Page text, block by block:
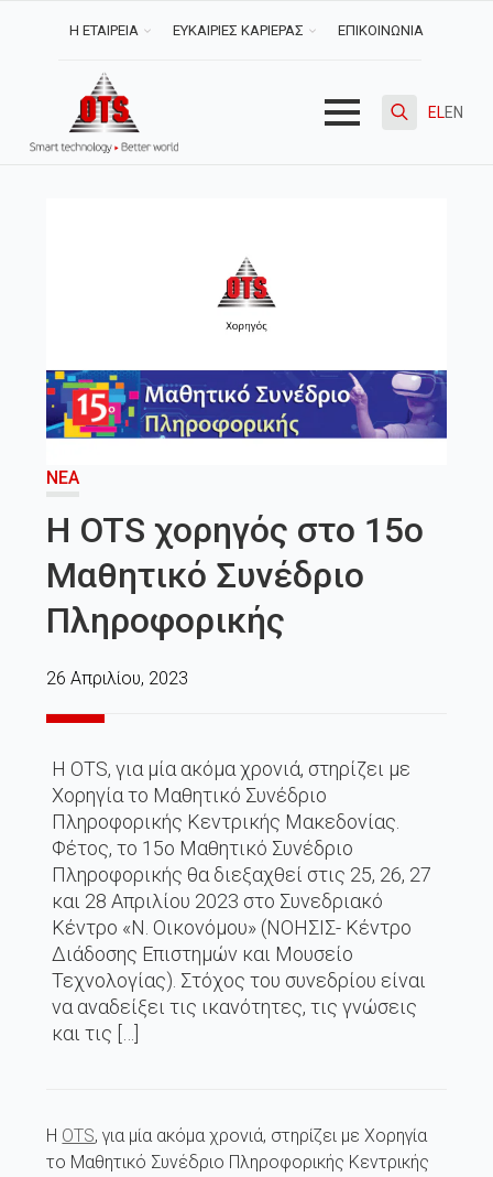
Η ΕΤΑΙΡΕΙΑ ΕΥΚΑΙΡΙΕΣ ΚΑΡΙΕΡΑΣ ΕΠΙΚΟΙΝΩΝΙΑ
ELEN
ΝΈΑ
Η OTS χορηγός στο 15ο
Μαθητικό Συνέδριο
Πληροφορικής
26 Απριλίου, 2023
Η OTS, για μία ακόμα χρονιά, στηρίζει με
Χορηγία το Μαθητικό Συνέδριο
Πληροφορικής Κεντρικής Μακεδονίας.
Φέτος, το 15ο Μαθητικό Συνέδριο
Πληροφορικής θα διεξαχθεί στις 25, 26, 27
και 28 Απριλίου 2023 στο Συνεδριακό
Κέντρο «Ν. Οικονόμου» (ΝΟΗΣΙΣ- Κέντρο
Διάδοσης Επιστημών και Μουσείο
Τεχνολογίας). Στόχος του συνεδρίου είναι
να αναδείξει τις ικανότητες, τις γνώσεις
και τις […]
Η OTS, για μία ακόμα χρονιά, στηρίζει με Χορηγία
το Μαθητικό Συνέδριο Πληροφορικής Κεντρικής